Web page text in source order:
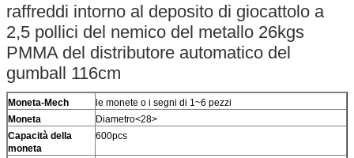
raffreddi intorno al deposito di giocattolo a
2,5 pollici del nemico del metallo 26kgs
PMMA del distributore automatico del
gumball 116cm
Moneta-Mech
le monete o i segni di 1~6 pezzi
Moneta
Diametro<28>
Capacità della
moneta
600pcs